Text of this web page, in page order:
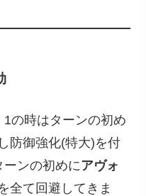
の時はターンの初め
防御強化(特大)を付
ンの初めにアヴォ
全て回避してきま